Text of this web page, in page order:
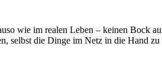
wie im realen Leben – keinen Bock
selbst die Dinge im Netz in die Hand zu